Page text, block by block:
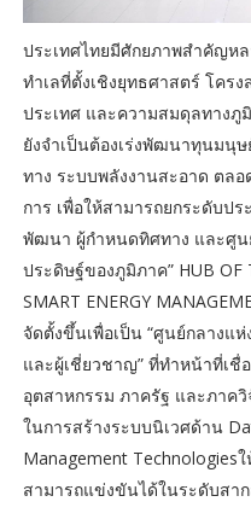
ประเทศไทยมีศักยภาพสำคัญห
ทำเลที่ตั้งเชิงยุทธศาสตร์ โคร
ประเทศ และความสมดุลทางภู
ยังจำเป็นต้องเร่งพัฒนาทุนมนุ
ทาง ระบบพลังงานสะอาด ตล
การ เพื่อให้สามารถยกระดับปร
พัฒนา ผู้กำหนดทิศทาง และศู
ประดิษฐ์ของภูมิภาค” HUB OF
SMART ENERGY
จัดตั้งขึ้นเพื่อเป็น “ศูนย์กลางแ
และผู้เชี่ยวชาญ” ที่ทำหน้าที่เชื่
อุตสาหกรรม ภาครัฐ และภาค
ในการสร้างระบบนิเวศด้าน
Management Technologies
สามารถแข่งขันได้ในระดับสา